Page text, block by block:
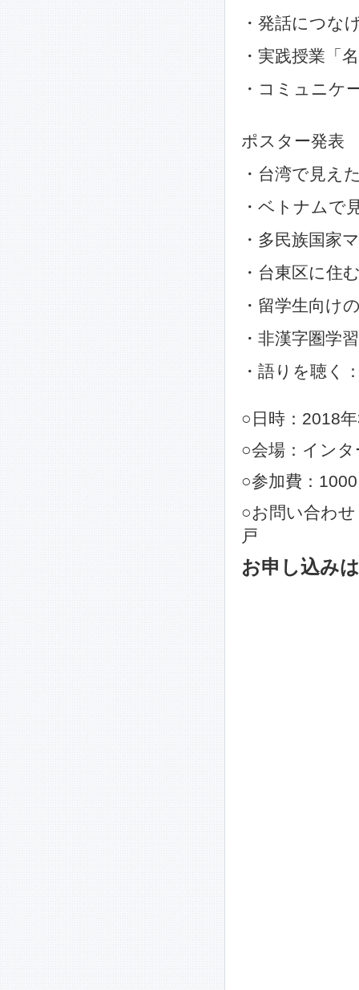
・発話につな
・実践授業「
・コミュニケ
ポスター発表
・台湾で見え
・ベトナムで
・多民族国家
・台東区に住
・留学生向け
・非漢字圏学
・語りを聴く
○日時：2018
○会場：イン
○参加費：
○お問い合わ
戸
お申し込みは